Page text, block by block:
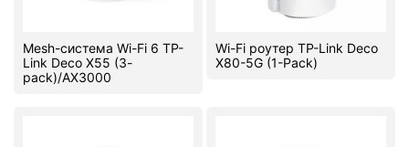
Mesh-система Wi-Fi 6 TP-
Link Deco X55 (3-
pack)/AX3000
Wi-Fi роутер TP-Link Deco
X80-5G (1-Pack)